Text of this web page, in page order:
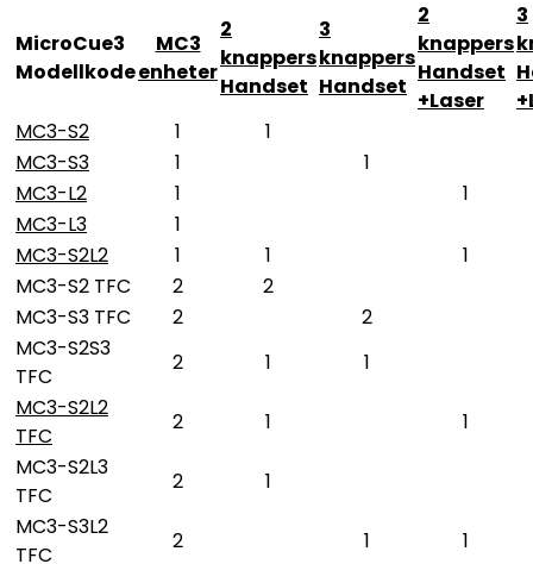
MicroCue3
Modellkode
MC3
enheter
2
knappers
Handset
3
knappers
Handset
2
knappers
Handset
+Laser
3
MC3-S2
1
1
MC3-S3
1
1
MC3-L2
1
1
MC3-L3
1
MC3-S2L2
1 1
1
MC3-S2 TFC
2
2
MC3-S3 TFC
2
2
MC3-S2S3
TFC
2 1
1
MC3-S2L2
TFC
2 1
1
MC3-S2L3
TFC
2
1
MC3-S3L2
TFC
2 1
1